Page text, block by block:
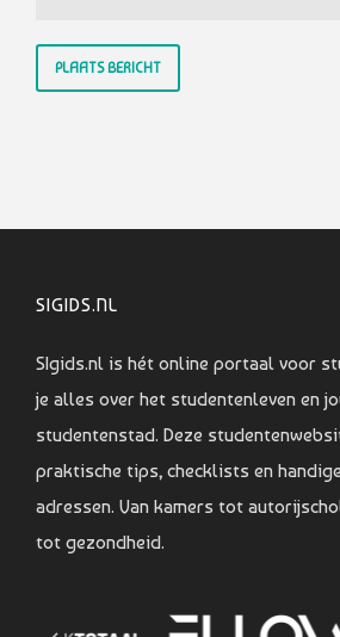
SIGIDS.NL
SIgids.nl is hét online portaal voor
je alles over het studentenleven en
studentenstad. Deze
praktische tips, checklists en
adressen. Van kamers tot
tot gezondheid.